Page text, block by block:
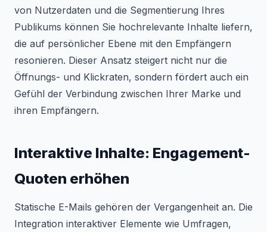
von Nutzerdaten und die Segmentierung Ihres
Publikums können Sie hochrelevante Inhalte liefern,
die auf persönlicher Ebene mit den Empfängern
resonieren. Dieser Ansatz steigert nicht nur die
Öffnungs- und Klickraten, sondern fördert auch ein
Gefühl der Verbindung zwischen Ihrer Marke und
ihren Empfängern.
Interaktive Inhalte: Engagement-
Quoten erhöhen
Statische E-Mails gehören der Vergangenheit an. Die
Integration interaktiver Elemente wie Umfragen,